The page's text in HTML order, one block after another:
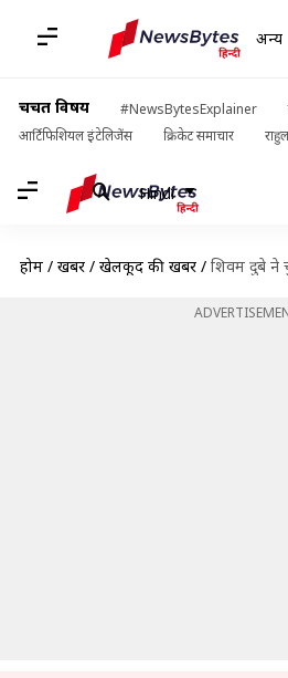
अन्य
चर्चित विषय #NewsBytesExplainer
आर्टिफिशियल इंटेलिजेंस
क्रिकेट समाचार
Hindi
होम / खबरें / खेलकूद की खबरें / शिवम दुबे ने चुनी CSK